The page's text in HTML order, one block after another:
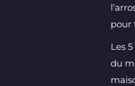
pour
Les
du